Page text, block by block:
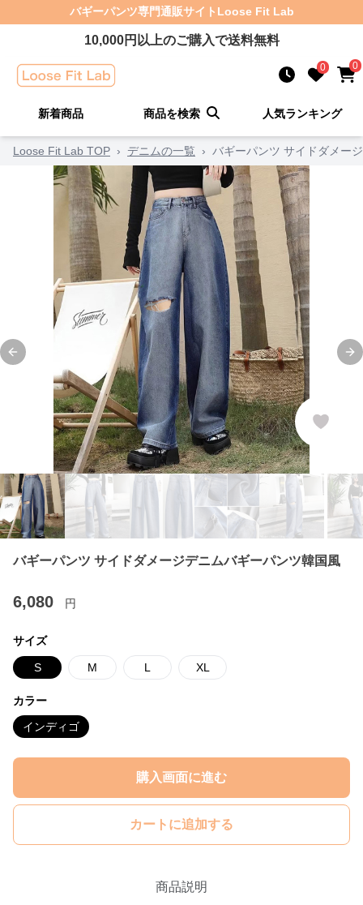
バギーパンツ専門通販サイト Loose Fit Lab
10,000円以上のご購入で送料無料
0 0
新着商品 商品を検索 人気ランキング
Loose Fit Lab TOP › デニムの一覧 › バギーパンツ サイドダメー
Previous slide
バギーパンツ サイドダメージデニムバギーパンツ韓国風
6,080 円
サイズ
S M L XL
カラー
インディゴ
購入画面に進む
カートに追加する
商品説明